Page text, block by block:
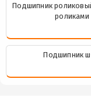
Подшипник
роликами
Подшипник